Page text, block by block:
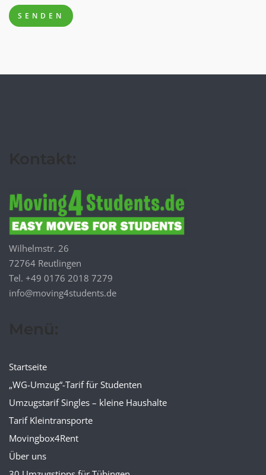
Wilhelmstr. 26
72764 Reutlingen
Tel. +49 0176 2018 7279
info@moving4students.de
Startseite
„WG-Umzug“-Tarif für Studenten
Umzugstarif Singles – kleine Haushalte
Tarif Kleintransporte
Movingbox4Rent
Über uns